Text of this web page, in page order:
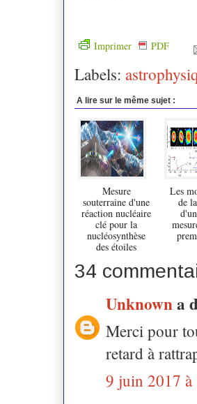
Imprimer PDF
Labels:
A lire sur le même sujet :
Mesure
souterraine d'une
réaction nucléaire
clé pour la
nucléosynthèse
des étoiles
Les
de
34
Unknowna
Merci pour
retard à
9 juin 2017 à